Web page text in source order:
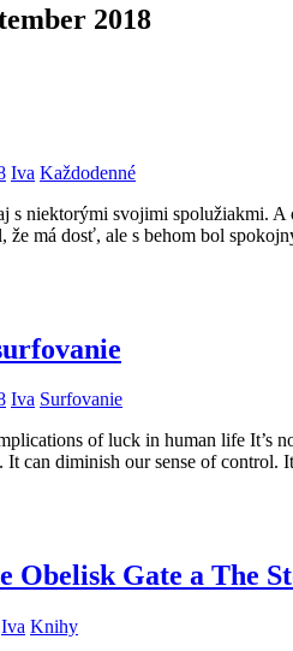
2018
Iva Každodenné
s niektorými svojimi spolužiakmi.
že má dosť, ale s behom bol
Iva Surfovanie
of luck in human life It’s
It can diminish our sense of control.
Obelisk Gate a The
Iva Knihy